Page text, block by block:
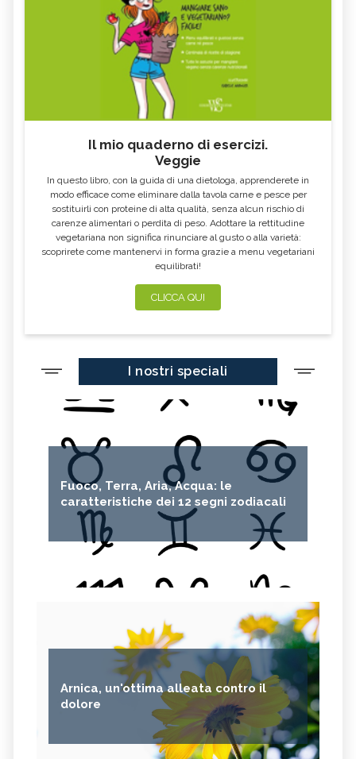
Il mio quaderno di esercizi.
Veggie
In questo libro, con la guida di una dietologa, apprenderete in
modo efficace come eliminare dalla tavola carne e pesce per
sostituirli con proteine di alta qualità, senza alcun rischio di
carenze alimentari o perdita di peso. Adottare la rettitudine
vegetariana non significa rinunciare al gusto o alla varietà:
scoprirete come mantenervi in forma grazie a menu vegetariani
equilibrati!
CLICCA QUI
I nostri speciali
Fuoco, Terra, Aria, Acqua: le
caratteristiche dei 12 segni zodiacali
Arnica, un'ottima alleata contro il
dolore